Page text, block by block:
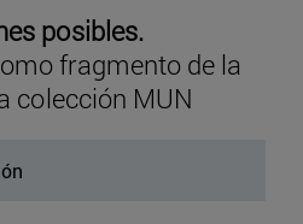
posibles.
fragmento de la
colección MUN